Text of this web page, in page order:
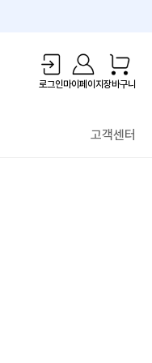
로그인마이페이지장바구니
고객센터